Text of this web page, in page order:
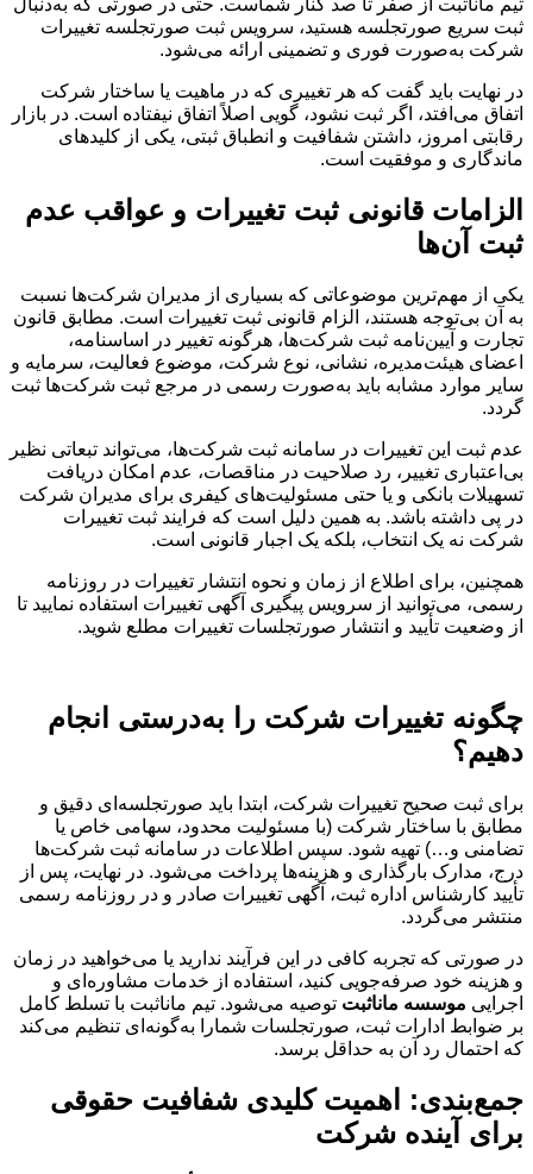
ثبت سریع صورتجلسه هستید، سرویس ثبت صورتجلسه تغییرات
شرکت به‌صورت فوری و تضمینی ارائه می‌شود.
در نهایت باید گفت که هر تغییری که در ماهیت یا ساختار شرکت
اتفاق می‌افتد، اگر ثبت نشود، گویی اصلاً اتفاق نیفتاده است. در بازار
رقابتی امروز، داشتن شفافیت و انطباق ثبتی، یکی از کلیدهای
ماندگاری و موفقیت است.
الزامات قانونی ثبت تغییرات و عواقب عدم
ثبت آن‌ها
یکی از مهم‌ترین موضوعاتی که بسیاری از مدیران شرکت‌ها نسبت
به آن بی‌توجه هستند، الزام قانونی ثبت تغییرات است. مطابق قانون
تجارت و آیین‌نامه ثبت شرکت‌ها، هرگونه تغییر در اساسنامه،
اعضای هیئت‌مدیره، نشانی، نوع شرکت، موضوع فعالیت، سرمایه و
سایر موارد مشابه باید به‌صورت رسمی در مرجع ثبت شرکت‌ها ثبت
گردد.
عدم ثبت این تغییرات در سامانه ثبت شرکت‌ها، می‌تواند تبعاتی نظیر
بی‌اعتباری تغییر، رد صلاحیت در مناقصات، عدم امکان دریافت
تسهیلات بانکی و یا حتی مسئولیت‌های کیفری برای مدیران شرکت
در پی داشته باشد. به همین دلیل است که فرایند ثبت تغییرات
شرکت نه یک انتخاب، بلکه یک اجبار قانونی است.
همچنین، برای اطلاع از زمان و نحوه انتشار تغییرات در روزنامه
رسمی، می‌توانید از سرویس پیگیری آگهی تغییرات استفاده نمایید تا
از وضعیت تأیید و انتشار صورتجلسات تغییرات مطلع شوید.
چگونه تغییرات شرکت را به‌درستی انجام
دهیم؟
برای ثبت صحیح تغییرات شرکت، ابتدا باید صورتجلسه‌ای دقیق و
مطابق با ساختار شرکت (با مسئولیت محدود، سهامی خاص یا
تضامنی و…) تهیه شود. سپس اطلاعات در سامانه ثبت شرکت‌ها
درج، مدارک بارگذاری و هزینه‌ها پرداخت می‌شود. در نهایت، پس از
تأیید کارشناس اداره ثبت، آگهی تغییرات صادر و در روزنامه رسمی
منتشر می‌گردد.
در صورتی که تجربه کافی در این فرآیند ندارید یا می‌خواهید در زمان
و هزینه خود صرفه‌جویی کنید، استفاده از خدمات مشاوره‌ای و
اجرایی موسسه ماناثبت توصیه می‌شود. تیم ماناثبت با تسلط کامل
بر ضوابط ادارات ثبت، صورتجلسات شمارا به‌گونه‌ای تنظیم می‌کند
که احتمال رد آن به حداقل برسد.
جمع‌بندی: اهمیت کلیدی شفافیت حقوقی
برای آینده شرکت